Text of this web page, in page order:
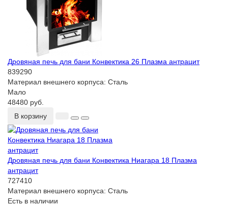
Дровяная печь для бани Конвектика 26 Плазма антрацит
839290
Материал внешнего корпуса: Сталь
Мало
48480 руб.
В корзину
Дровяная печь для бани Конвектика Ниагара 18 Плазма
антрацит
727410
Материал внешнего корпуса: Сталь
Есть в наличии